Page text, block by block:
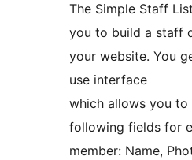
The Simple Staff
you to build a staff
your website. You
use interface
which allows you
following fields for
member: Name,